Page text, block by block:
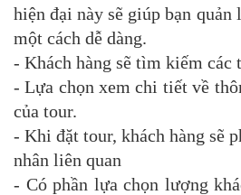
hiện đại này sẽ giúp bạn quản
một cách dễ dàng.
- Khách hàng sẽ tìm kiếm các
- Lựa chọn xem chi tiết về
của tour.
- Khi đặt tour, khách hàng sẽ
nhân liên quan
- Có phần lựa chọn lượng